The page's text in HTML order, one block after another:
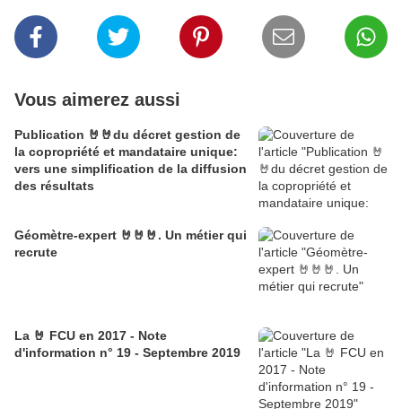
Vous aimerez aussi
Publication 🤘🤘du décret gestion de
la copropriété et mandataire unique:
vers une simplification de la diffusion
des résultats
Géomètre-expert 🤘🤘🤘. Un métier qui
recrute
La 🤘 FCU en 2017 - Note
d'information n° 19 - Septembre 2019